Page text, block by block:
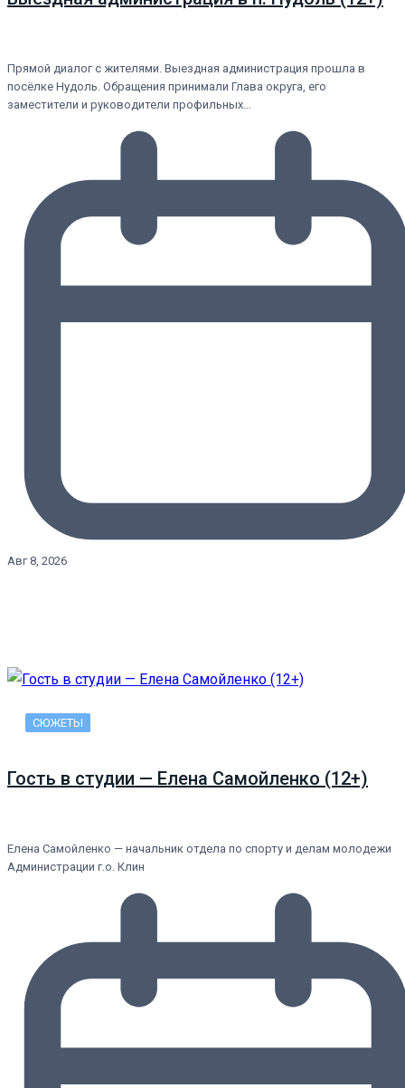
Прямой диалог с жителями. Выездная администрация прошла в
посёлке Нудоль. Обращения принимали Глава округа, его
заместители и руководители профильных…
Авг 8, 2026
СЮЖЕТЫ
Гость в студии — Елена Самойленко (12+)
Елена Самойленко — начальник отдела по спорту и делам молодежи
Администрации г.о. Клин